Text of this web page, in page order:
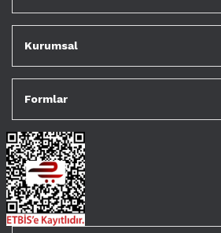
Kurumsal
Formlar